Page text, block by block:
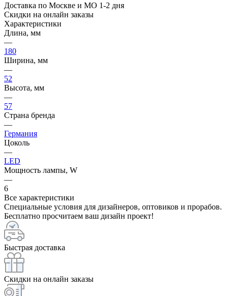
Доставка по Москве и МО 1-2 дня
Скидки на онлайн заказы
Характеристики
Длина, мм
—
180
Ширина, мм
—
52
Высота, мм
—
57
Страна бренда
—
Германия
Цоколь
—
LED
Мощность лампы, W
—
6
Все характеристики
Специальные условия для дизайнеров, оптовиков и прорабов.
Бесплатно просчитаем ваш дизайн проект!
Быстрая доставка
Скидки на онлайн заказы